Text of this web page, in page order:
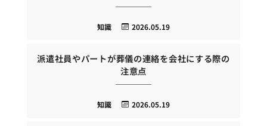
2026.05.19
知識
派遣社員やパートが葬儀の連絡を会社にする際の
注意点
2026.05.19
知識